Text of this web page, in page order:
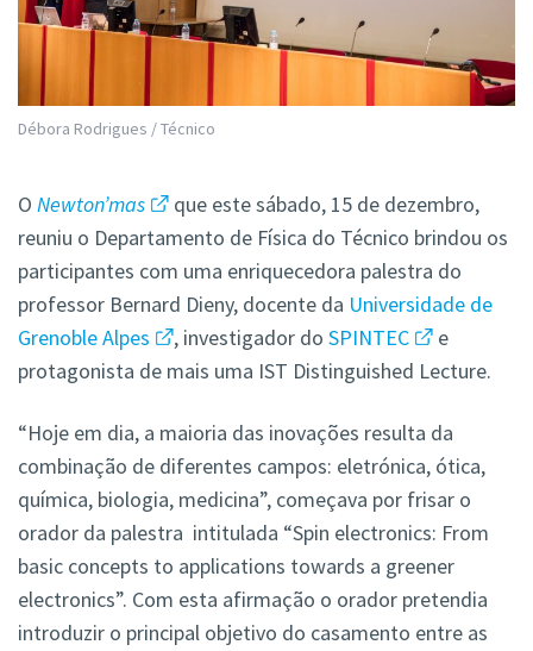
Débora Rodrigues / Técnico
O Newton’mas
que este sábado, 15 de dezembro,
reuniu o Departamento de Física do Técnico brindou os
participantes com uma enriquecedora palestra do
professor Bernard Dieny, docente da Universidade de
Grenoble Alpes
, investigador do SPINTEC
e
protagonista de mais uma IST Distinguished Lecture.
“Hoje em dia, a maioria das inovações resulta da
combinação de diferentes campos: eletrónica, ótica,
química, biologia, medicina”, começava por frisar o
orador da palestra intitulada “Spin electronics: From
basic concepts to applications towards a greener
electronics”. Com esta afirmação o orador pretendia
introduzir o principal objetivo do casamento entre as